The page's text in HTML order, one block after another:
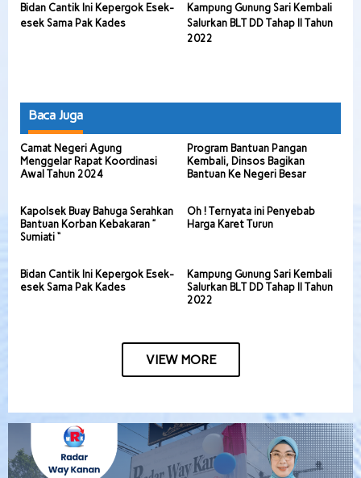
Bidan Cantik Ini Kepergok Esek-
esek Sama Pak Kades
Kampung Gunung Sari Kembali
Salurkan BLT DD Tahap II Tahun
2022
Baca Juga
Camat Negeri Agung
Menggelar Rapat Koordinasi
Awal Tahun 2024
Program Bantuan Pangan
Kembali, Dinsos Bagikan
Bantuan Ke Negeri Besar
Kapolsek Buay Bahuga Serahkan
Bantuan Korban Kebakaran ”
Sumiati “
Oh ! Ternyata ini Penyebab
Harga Karet Turun
Bidan Cantik Ini Kepergok Esek-
esek Sama Pak Kades
Kampung Gunung Sari Kembali
Salurkan BLT DD Tahap II Tahun
2022
VIEW MORE